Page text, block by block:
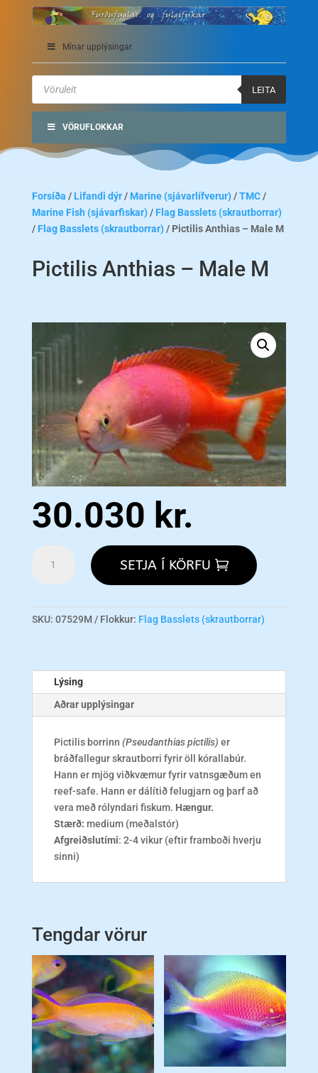
Mínar upplýsingar
Products
search
LEITA
VÖRUFLOKKAR
Forsíða / Lifandi dýr/ Marine (sjávarlífverur) /TMC/
Marine Fish (sjávarfiskar) / Flag Basslets (skrautborrar)
/ Flag Basslets (skrautborrar) / Pictilis Anthias – Male M
Pictilis Anthias – Male M
30.030 kr.
Anthias
M
SETJA Í KÖRFU
SKU: 07529M Flokkur: Flag Basslets (skrautborrar)
Lýsing
Aðrar upplýsingar
Pictilis borrinn (Pseudanthias pictilis) er
bráðfallegur skrautborri fyrir öll kórallabúr.
Hann er mjög viðkvæmur fyrir vatnsgæðum en
reef-safe. Hann er dálítið felugjarn og þarf að
vera með rólyndari fiskum. Hængur.
Stærð: medium (meðalstór)
Afgreiðslutími: 2-4 vikur (eftir framboði hverju
sinni)
Tengdar vörur